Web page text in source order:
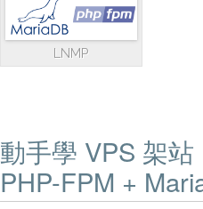
LNMP
動手學 VPS 架
PHP-FPM +